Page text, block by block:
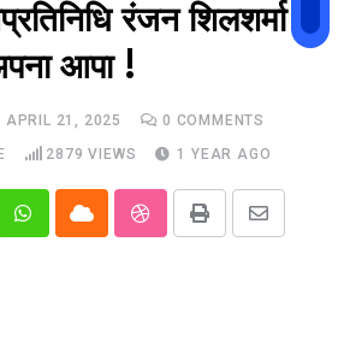
रंजन शिलशर्मा ने
आपा !
APRIL 21, 2025 0 COMMENTS
2879 VIEWS 1 YEAR AGO
WhatsappCloud StumbleUpon
Print
Share